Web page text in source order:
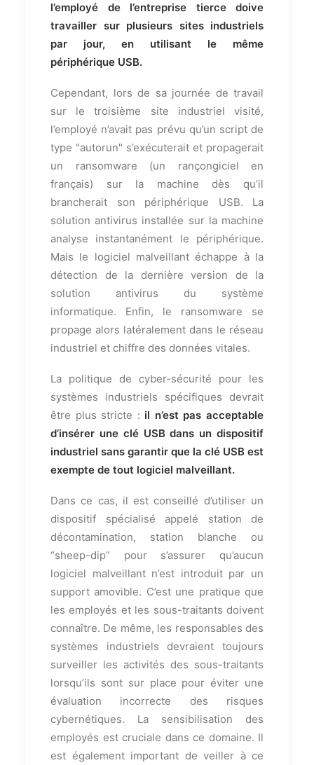
l’employé de l’entreprise tierce doive
travailler sur plusieurs sites industriels
par jour, en utilisant le même
périphérique USB.
Cependant, lors de sa journée de travail
sur le troisième site industriel visité,
l’employé n’avait pas prévu qu’un script de
type "autorun" s’exécuterait et propagerait
un ransomware (un rançongiciel en
français) sur la machine dès qu’il
brancherait son périphérique USB. La
solution antivirus installée sur la machine
analyse instantanément le périphérique.
Mais le logiciel malveillant échappe à la
détection de la dernière version de la
solution antivirus du système
informatique. Enfin, le ransomware se
propage alors latéralement dans le réseau
industriel et chiffre des données vitales.
La politique de cyber-sécurité pour les
systèmes industriels spécifiques devrait
être plus stricte : il n’est pas acceptable
d’insérer une clé USB dans un dispositif
industriel sans garantir que la clé USB est
exempte de tout logiciel malveillant.
Dans ce cas, il est conseillé d’utiliser un
dispositif spécialisé appelé station de
décontamination, station blanche ou
“sheep-dip” pour s’assurer qu’aucun
logiciel malveillant n’est introduit par un
support amovible. C’est une pratique que
les employés et les sous-traitants doivent
connaître. De même, les responsables des
systèmes industriels devraient toujours
surveiller les activités des sous-traitants
lorsqu’ils sont sur place pour éviter une
évaluation incorrecte des risques
cybernétiques. La sensibilisation des
employés est cruciale dans ce domaine. Il
est également important de veiller à ce